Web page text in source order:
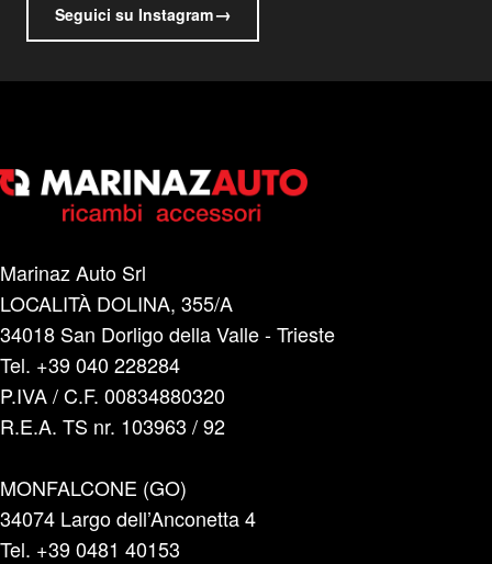
Seguici su Instagram→
Marinaz Auto Srl
LOCALITÀ DOLINA, 355/A
34018 San Dorligo della Valle - Trieste
Tel. +39 040 228284
P.IVA / C.F. 00834880320
R.E.A. TS nr. 103963 / 92
MONFALCONE (GO)
34074 Largo dell’Anconetta 4
Tel. +39 0481 40153